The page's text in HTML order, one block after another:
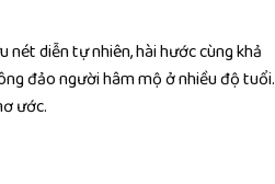
diễn tự nhiên, hài hước cùng khả
đảo người hâm mộ ở nhiều độ tuổi.
ước.